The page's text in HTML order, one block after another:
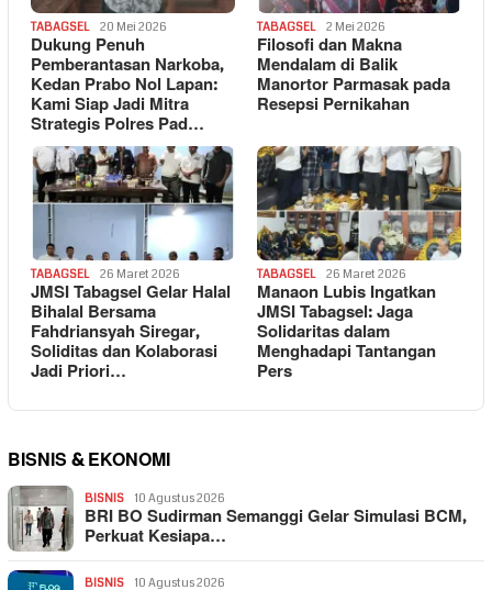
TABAGSEL 20 Mei 2026
Dukung Penuh
Pemberantasan Narkoba,
Kedan Prabo Nol Lapan:
Kami Siap Jadi Mitra
Strategis Polres Pad…
TABAGSEL 2 Mei 2026
Filosofi dan Makna
Mendalam di Balik
Manortor Parmasak pada
Resepsi Pernikahan
TABAGSEL 26 Maret 2026
JMSI Tabagsel Gelar Halal
Bihalal Bersama
Fahdriansyah Siregar,
Soliditas dan Kolaborasi
Jadi Priori…
TABAGSEL 26 Maret 2026
Manaon Lubis Ingatkan
JMSI Tabagsel: Jaga
Solidaritas dalam
Menghadapi Tantangan
Pers
BISNIS & EKONOMI
BISNIS 10 Agustus 2026
BRI BO Sudirman Semanggi Gelar Simulasi BCM,
Perkuat Kesiapa…
BISNIS 10 Agustus 2026